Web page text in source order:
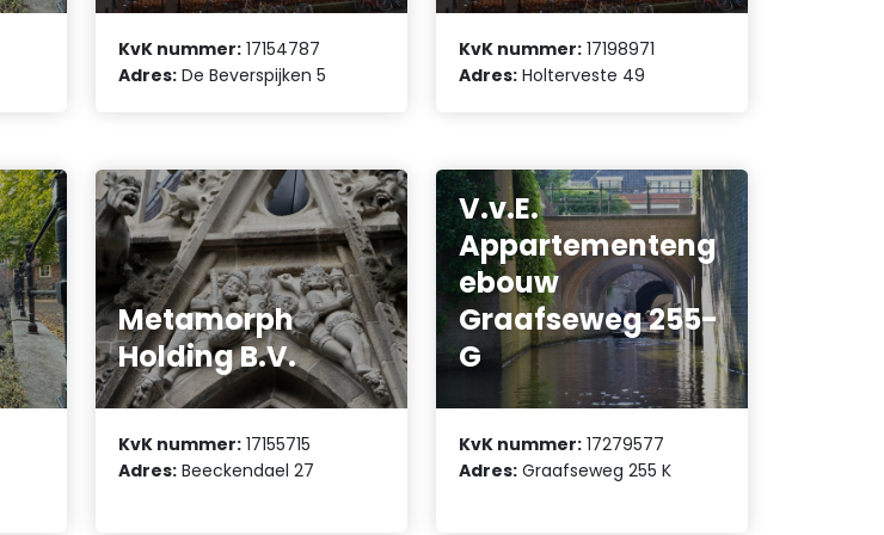
KvK nummer: 17154787
Adres: De Beverspijken 5
KvK nummer: 17198971
Adres: Holterveste 49
Metamorph
Holding B.V.
KvK nummer: 17155715
Adres: Beeckendael 27
V.v.E.
Appartementeng
ebouw
Graafseweg 255-
G
KvK nummer: 17279577
Adres: Graafseweg 255 K